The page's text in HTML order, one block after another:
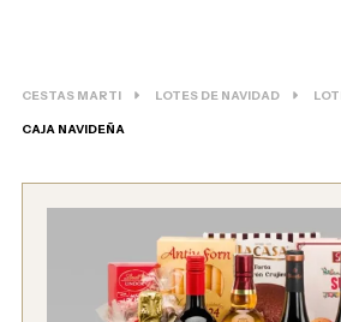
CESTAS MARTI LOTES DE NAVIDAD
CAJA NAVIDEÑA